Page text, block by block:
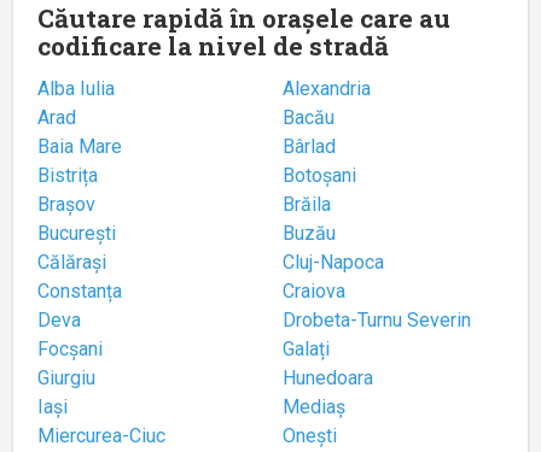
Căutare rapidă în orașele care au
codificare la nivel de stradă
Alba Iulia
Alexandria
Arad
Bacău
Baia Mare
Bârlad
Bistrița
Botoșani
Brașov
Brăila
București
Buzău
Călărași
Cluj-Napoca
Constanța
Craiova
Deva
Drobeta-Turnu Severin
Focșani
Galați
Giurgiu
Hunedoara
Iași
Mediaș
Miercurea-Ciuc
Onești